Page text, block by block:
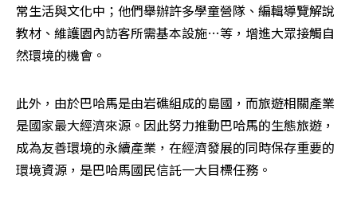
常生活與文化中；他們舉辦許多學童營隊、編輯導覽解說
教材、維護園內訪客所需基本設施…等，增進大眾接觸自
然環境的機會。
此外，由於巴哈馬是由岩礁組成的島國，而旅遊相關產業
是國家最大經濟來源。因此努力推動巴哈馬的生態旅遊，
成為友善環境的永續產業，在經濟發展的同時保存重要的
環境資源，是巴哈馬國民信託一大目標任務。